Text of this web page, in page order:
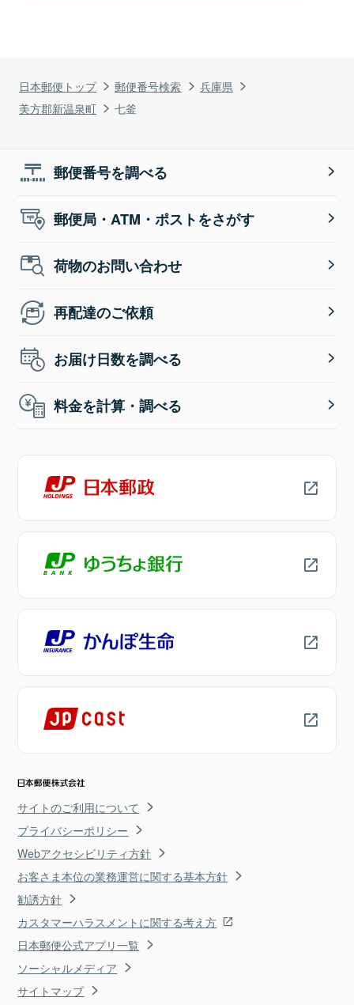
日本郵便トップ 郵便番号検索
兵庫県
美方郡新温泉町
七釜
郵便番号を調べる
郵便局・ATM・ポストをさがす
荷物のお問い合わせ
再配達のご依頼
お届け日数を調べる
料金を計算・調べる
サイトのご利用について
プライバシーポリシー
Webアクセシビリティ方針
お客さま本位の業務運営に関する基本方針
勧誘方針
カスタマーハラスメントに関する考え方
日本郵便公式アプリ一覧
ソーシャルメディア
サイトマップ